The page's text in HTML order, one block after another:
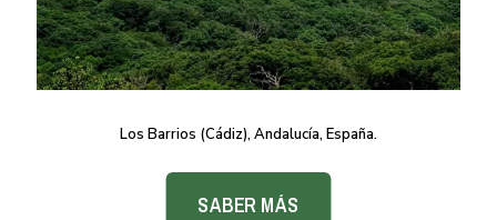
Los Barrios (Cádiz), Andalucía, España.
SABER MÁS